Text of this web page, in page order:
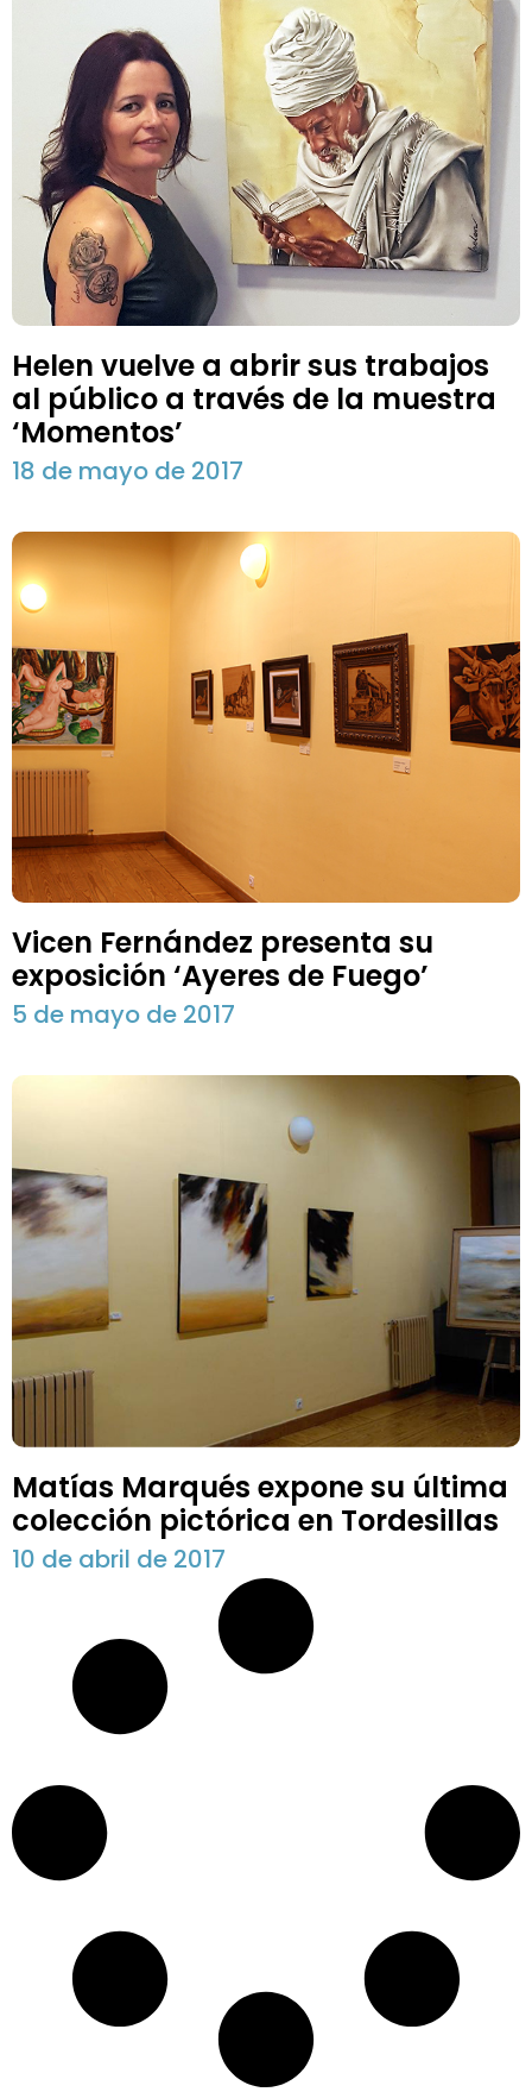
Helen vuelve a abrir sus trabajos
al público a través de la muestra
‘Momentos’
18 de mayo de 2017
Vicen Fernández presenta su
exposición ‘Ayeres de Fuego’
5 de mayo de 2017
Matías Marqués expone su última
colección pictórica en Tordesillas
10 de abril de 2017